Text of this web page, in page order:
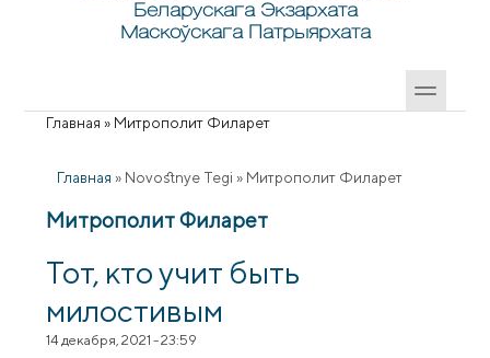
Беларускага Экзархата
Маскоўскага Патрыярхата
Главная » Митрополит Филарет
Главная » Novostnye Tegi » Митрополит Филарет
Митрополит Филарет
Тот, кто учит быть
милостивым
14 декабря, 2021 - 23:59